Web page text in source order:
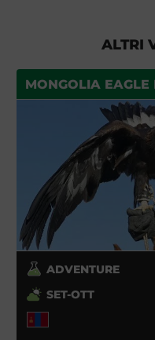
ALTRI
MONGOLIA EAGLE
ADVENTURE
SET-OTT